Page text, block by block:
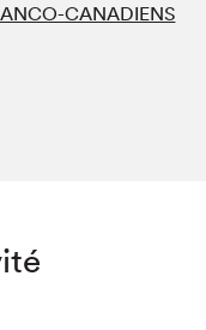
CANADIENS